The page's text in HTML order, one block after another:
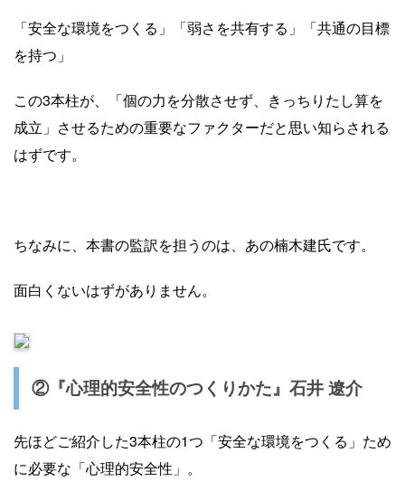
「安全な環境をつくる」「弱さを共有する」「共通の目標
を持つ」
この3本柱が、「個の力を分散させず、きっちりたし算を
成立」させるための重要なファクターだと思い知らされる
はずです。
ちなみに、本書の監訳を担うのは、あの楠木建氏です。
面白くないはずがありません。
②『心理的安全性のつくりかた』石井 遼介
先ほどご紹介した3本柱の1つ「安全な環境をつくる」ため
に必要な「心理的安全性」。